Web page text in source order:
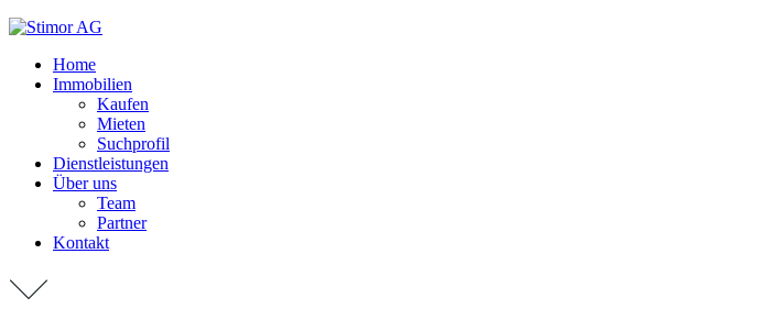
Home
Immobilien
Kaufen
Mieten
Suchprofil
Dienstleistungen
Über uns
Team
Partner
Kontakt